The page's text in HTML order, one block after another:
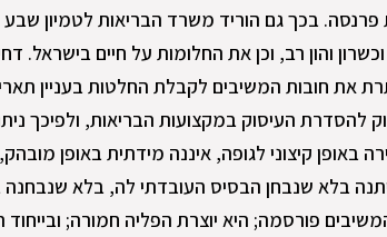
פרנסה. בכך גם הוריד משרד הבריאות לטמיון
והון רב, וכן את החלומות על חיים בישראל.
את חובות המשיבים לקבלת החלטות בעניין
11 לחוק להסדרת העיסוק במקצועות הבריאות,
באופן קיצוני לגופה, איננה מידתית באופן
בלא שנבחן הבסיס העובדתי לה, בלא שנבחנה
פורסמה; היא יוצרת הפליה חמורה; ובייחוד